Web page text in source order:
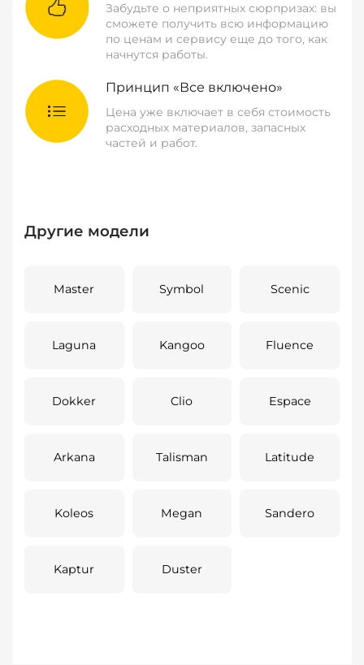
Забудьте о неприятных сюрпризах: вы
сможете получить всю информацию
по ценам и сервису еще до того, как
начнутся работы.
Принцип «Все включено»
Цена уже включает в себя стоимость
расходных материалов, запасных
частей и работ.
Другие модели
Master Symbol Scenic
Laguna Kangoo Fluence
Dokker Clio Espace
Arkana Talisman Latitude
Koleos Megan Sandero
Kaptur Duster